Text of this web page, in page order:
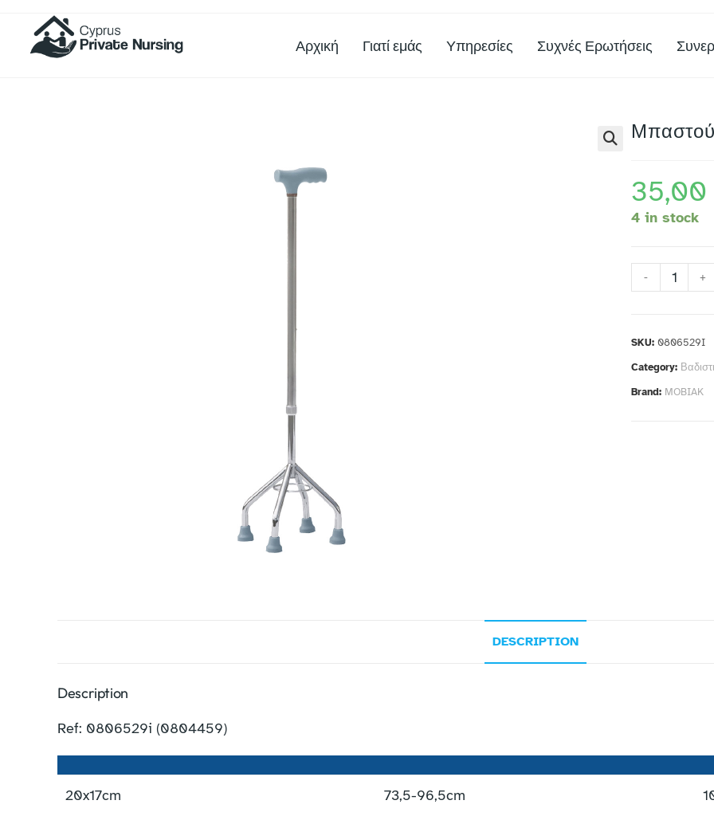
Αρχική Γιατί εμάς Υπηρεσίες Συχνές Ερωτήσεις
35,00
4 in stock
- +
SKU: 0806529I
Category:
Brand: MOBIAK
DESCRIPTION
Description
Ref: 0806529i (0804459)
20x17cm 73,5-96,5cm